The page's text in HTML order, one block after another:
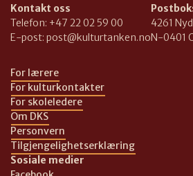
Kontakt oss
Telefon: +47 22 02 59 00
E-post: post@kulturtanken.no
4261
N-0401
For lærere
For kulturkontakter
For skoleledere
Om DKS
Personvern
Tilgjengelighetserklæring
Sosiale medier